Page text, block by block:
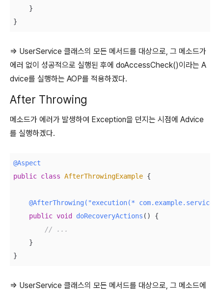
    }
⇒ UserService 클래스의 모든 메서드를 대상으로, 그 메소드가
에러 없이 성공적으로 실행된 후에 doAccessCheck()이라는 A
dvice를 실행하는 AOP를 적용하겠다.
After Throwing
메소드가 에러가 발생하여 Exception을 던지는 시점에 Advice
를 실행하겠다.
@Aspect
public class AfterThrowingExample {
@AfterThrowing("execution(*
public void doRecoveryActions ()
{
// ...
    }
⇒ UserService 클래스의 모든 메서드를 대상으로, 그 메소드에